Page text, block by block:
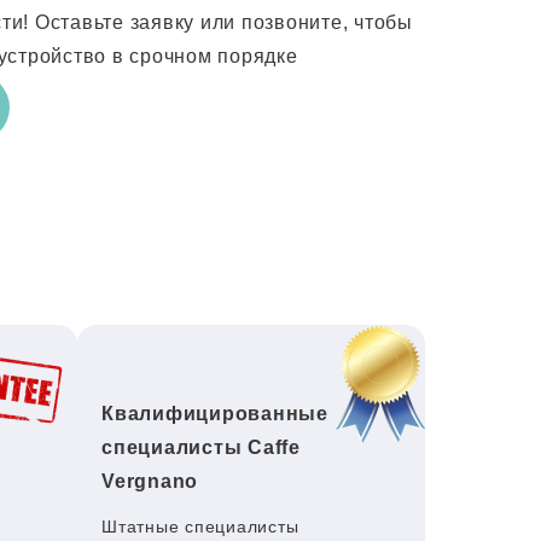
Оставьте заявку или позвоните, чтобы
в срочном порядке
Квалифицированные
специалисты Caffe
Vergnano
Штатные специалисты